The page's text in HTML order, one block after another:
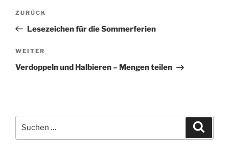
Beitragsnavigation
Vorheriger
Beitrag
ZURÜCK
Lesezeichen für die Sommerferien
Nächster
Beitrag
WEITER
Verdoppeln und Halbieren – Mengen teilen
nach: